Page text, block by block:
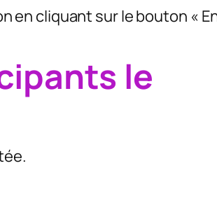
en cliquant sur le bouton «
le